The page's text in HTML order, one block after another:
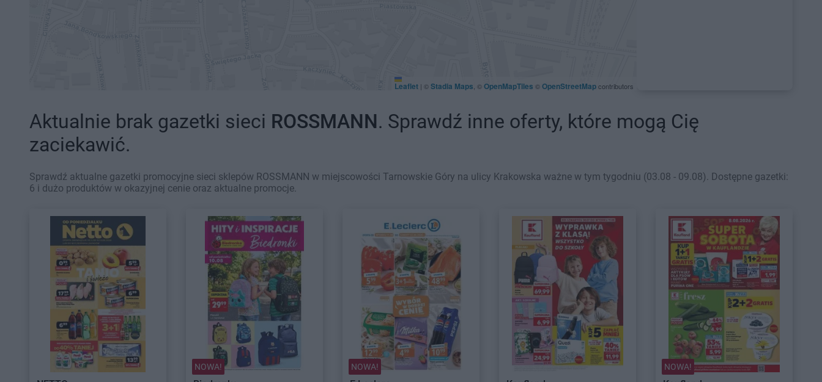
Leaflet | ©Stadia Maps , ©OpenMapTiles ©OpenStreetMapcontributors
Aktualnie brak gazetki sieci ROSSMANN. Sprawdź inne oferty, które mogą Cię
zaciekawić.
Sprawdź aktualne gazetki promocyjne sieci sklepów ROSSMANN w miejscowości Tarnowskie Góry na ulicy Krakowska ważne w tym tygodniu (03.08 - 09.08). Dostępne gazetki:
6 i dużo produktów w okazyjnej cenie oraz aktualne promocje.
NOWA! NOWA! NOWA!